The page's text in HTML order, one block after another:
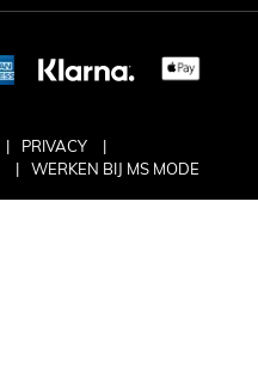
PRIVACY
WERKEN BIJ MS MODE